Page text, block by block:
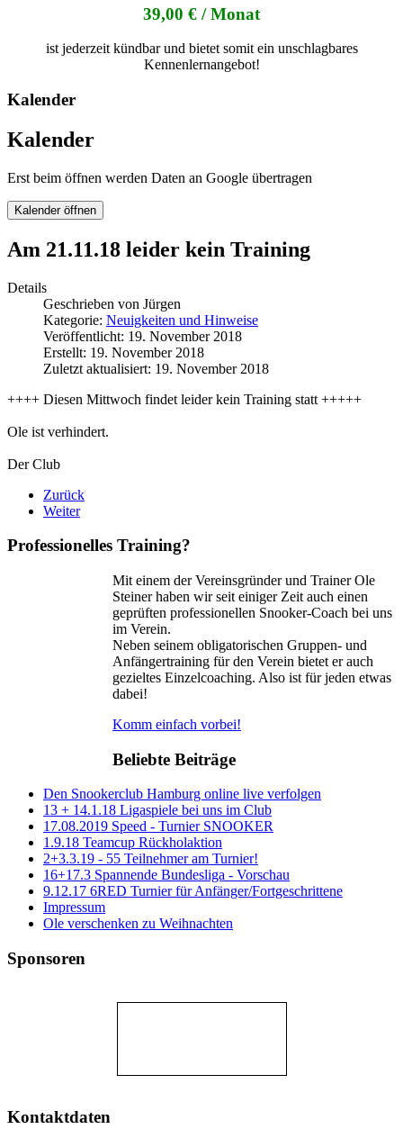
39,00 € / Monat
ist jederzeit kündbar und bietet somit ein unschlagbares
Kennenlernangebot!
Kalender
Kalender
Erst beim öffnen werden Daten an Google übertragen
Kalender öffnen
Am 21.11.18 leider kein Training
Details
Geschrieben von Jürgen
Kategorie: Neuigkeiten und Hinweise
Veröffentlicht: 19. November 2018
Erstellt: 19. November 2018
Zuletzt aktualisiert: 19. November 2018
++++ Diesen Mittwoch findet leider kein Training statt +++++
Ole ist verhindert.
Der Club
Zurück
Weiter
Professionelles Training?
Mit einem der Vereinsgründer und Trainer Ole
Steiner haben wir seit einiger Zeit auch einen
geprüften professionellen Snooker-Coach bei uns
im Verein.
Neben seinem obligatorischen Gruppen- und
Anfängertraining für den Verein bietet er auch
gezieltes Einzelcoaching. Also ist für jeden etwas
dabei!
Komm einfach vorbei!
Beliebte Beiträge
Den Snookerclub Hamburg online live verfolgen
13 + 14.1.18 Ligaspiele bei uns im Club
17.08.2019 Speed - Turnier SNOOKER
1.9.18 Teamcup Rückholaktion
2+3.3.19 - 55 Teilnehmer am Turnier!
16+17.3 Spannende Bundesliga - Vorschau
9.12.17 6RED Turnier für Anfänger/Fortgeschrittene
Impressum
Ole verschenken zu Weihnachten
Sponsoren
Kontaktdaten